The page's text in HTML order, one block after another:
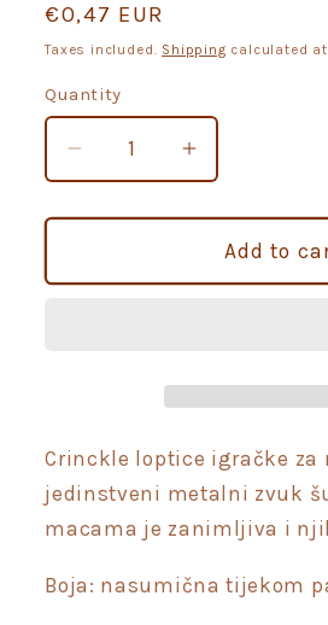
Regular
price
€0,47 EUR
Taxes included. Shipping calculated
Quantity
Quantity
Decrease
quantity
for
šuškave
Increase
quantity
for
Crinkle
šuškave
Add to
Crinckle loptice igračke za
jedinstveni metalni zvuk
macama je zanimljiva i
Boja: nasumična tijekom